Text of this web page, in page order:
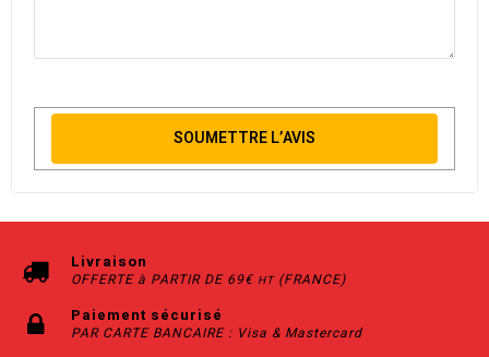
SOUMETTRE L’AVIS
Livraison
OFFERTE à PARTIR DE 69€ HT(FRANCE)
Paiement sécurisé
PAR CARTE BANCAIRE : Visa & Mastercard